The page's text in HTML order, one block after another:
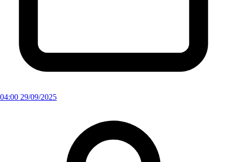
04:00 29/09/2025